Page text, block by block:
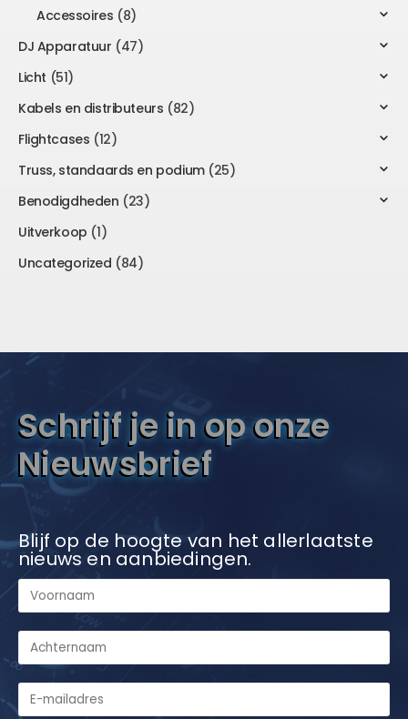
Accessoires (8)
DJ Apparatuur (47)
Licht (51)
Kabels en distributeurs (82)
Flightcases (12)
Truss, standaards en podium (25)
Benodigdheden (23)
Uitverkoop (1)
Uncategorized (84)
Schrijf je in op onze
Nieuwsbrief
Blijf op de hoogte van het allerlaatste
nieuws en aanbiedingen.